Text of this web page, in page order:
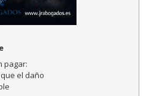
pagar:
el daño